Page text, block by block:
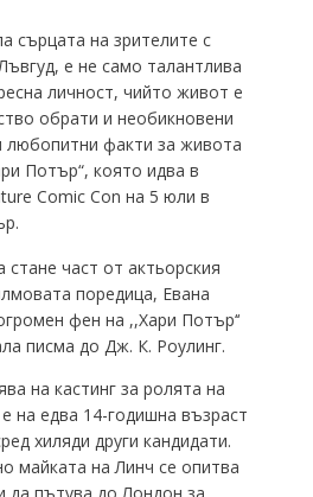
сърцата на зрителите с
е не само талантлива
личност, чийто живот е
обрати и необикновени
любопитни факти за живота
Потър“, която идва в
Comic Con на 5 юли в
част от актьорския
поредица, Евана
фен на ,,Хари Потър‘‘
писма до Дж. К. Роулинг.
на кастинг за ролята на
на едва 14-годишна възраст
хиляди други кандидати.
майката на Линч се опитва